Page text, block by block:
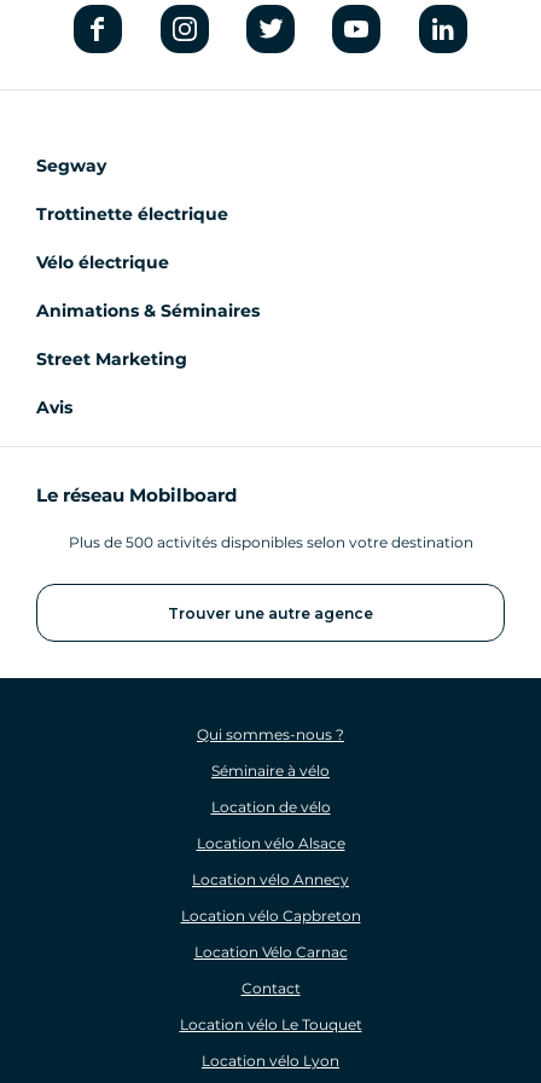
découvrir les différentes formules disponibles.
Segway
Trottinette électrique
Vélo électrique
Animations & Séminaires
Street Marketing
Avis
Le réseau Mobilboard
Plus de 500 activités disponibles selon votre destination
Trouver une autre agence
Qui sommes-nous ?
Séminaire à vélo
Location de vélo
Location vélo Alsace
Location vélo Annecy
Location vélo Capbreton
Location Vélo Carnac
Contact
Location vélo Le Touquet
Location vélo Lyon